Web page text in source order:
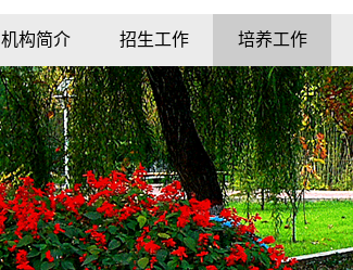
机构简介 招生工作 培养工作